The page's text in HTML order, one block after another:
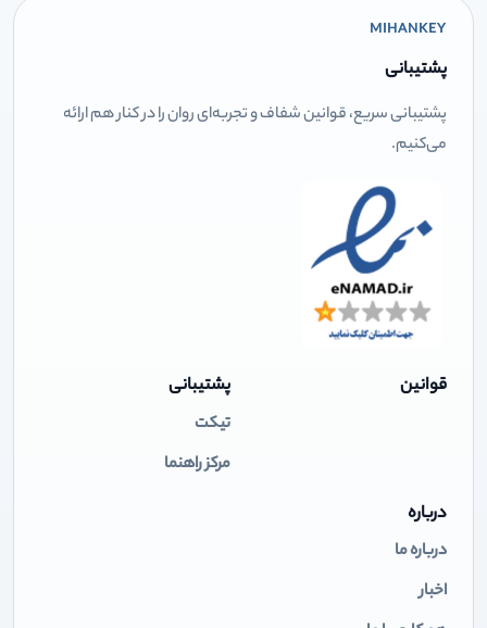
MIHANKEY
پشتیبانی
پشتیبانی سریع، قوانین شفاف و تجربه‌ای روان را در کنار هم ارائه
می‌کنیم.
قوانین پشتیبانی
تیکت
مرکز راهنما
درباره
درباره ما
اخبار